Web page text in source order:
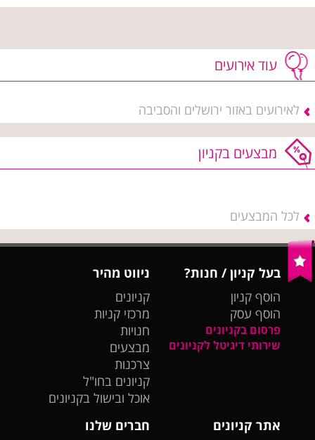
עוד אירועים
לאירועים באזור ירושלים והסביבה
מבצעים בקניון
לכל המבצעים
בעל קניון / חנות?
הוסף קניון
הוסף עסק
פרסום בקניונים
שירותי דיגיטל לקניונים
ניווט מהיר
קניונים
מרכזי קניות
חנויות
מבצעים
צרכנות
קניונים בחו"ל
אוכל ובישול בקניונים
אתר קניונים
חברים שלנו